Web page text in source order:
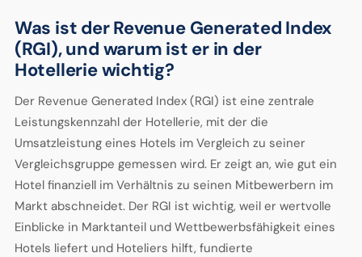
Was ist der Revenue Generated Index
(RGI), und warum ist er in der
Hotellerie wichtig?
Der Revenue Generated Index (RGI) ist eine zentrale
Leistungskennzahl der Hotellerie, mit der die
Umsatzleistung eines Hotels im Vergleich zu seiner
Vergleichsgruppe gemessen wird. Er zeigt an, wie gut ein
Hotel finanziell im Verhältnis zu seinen Mitbewerbern im
Markt abschneidet. Der RGI ist wichtig, weil er wertvolle
Einblicke in Marktanteil und Wettbewerbsfähigkeit eines
Hotels liefert und Hoteliers hilft, fundierte